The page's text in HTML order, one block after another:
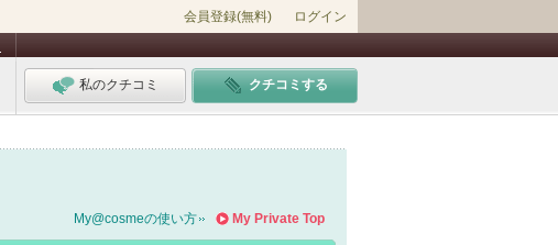
会員登録(無料) ログイン
私のクチコミ クチコミする
My Private Top
My@cosmeの使い方